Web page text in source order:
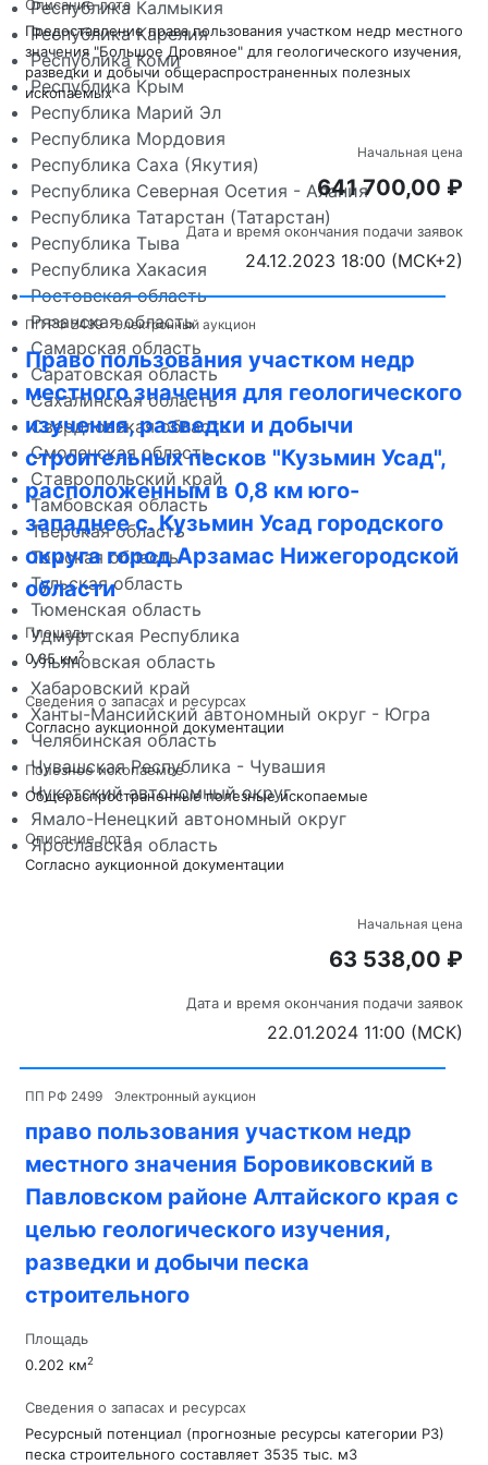
Республика Калмыкия
Республика Карелия
Республика Коми
Республика Крым
Республика Марий Эл
Республика Мордовия
Республика Саха (Якутия)
Республика Северная Осетия - Алания
Республика Татарстан (Татарстан)
Республика Тыва
Республика Хакасия
Ростовская область
Рязанская область
Самарская область
Саратовская область
Сахалинская область
Свердловская область
Смоленская область
Ставропольский край
Тамбовская область
Тверская область
Томская область
Тульская область
Тюменская область
Удмуртская Республика
Ульяновская область
Хабаровский край
Ханты-Мансийский автономный округ - Югра
Челябинская область
Чувашская Республика - Чувашия
Чукотский автономный округ
Ямало-Ненецкий автономный округ
Ярославская область
Описание лота
Предоставление права пользования участком недр местного
значения "Большое Дровяное" для геологического изучения,
разведки и добычи общераспространенных полезных
ископаемых
Начальная цена
641 700,00 ₽
Дата и время окончания подачи заявок
24.12.2023 18:00 (МСК+2)
ПП РФ 2499 Электронный аукцион
Право пользования участком недр
местного значения для геологического
изучения, разведки и добычи
строительных песков "Кузьмин Усад",
расположенным в 0,8 км юго-
западнее с. Кузьмин Усад городского
округа город Арзамас Нижегородской
области
Площадь
0.85 км2
Сведения о запасах и ресурсах
Согласно аукционной документации
Полезное ископаемое
Общераспространенные полезные ископаемые
Описание лота
Согласно аукционной документации
Начальная цена
63 538,00 ₽
Дата и время окончания подачи заявок
22.01.2024 11:00 (МСК)
ПП РФ 2499 Электронный аукцион
право пользования участком недр
местного значения Боровиковский в
Павловском районе Алтайского края с
целью геологического изучения,
разведки и добычи песка
строительного
Площадь
0.202 км2
Сведения о запасах и ресурсах
Ресурсный потенциал (прогнозные ресурсы категории Р3)
песка строительного составляет 3535 тыс. м3